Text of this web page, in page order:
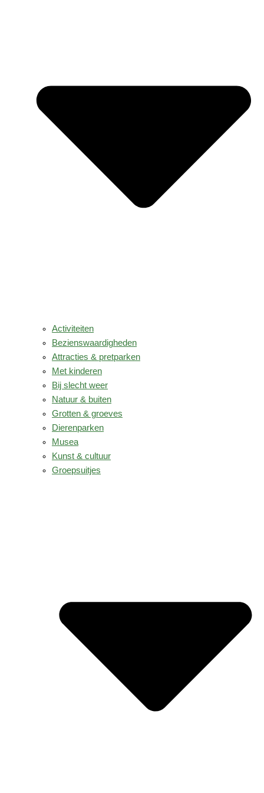
Activiteiten
Bezienswaardigheden
Attracties & pretparken
Met kinderen
Bij slecht weer
Natuur & buiten
Grotten & groeves
Dierenparken
Musea
Kunst & cultuur
Groepsuitjes